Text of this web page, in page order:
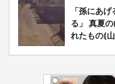
「孫にあ
る」 真夏
れたもの(